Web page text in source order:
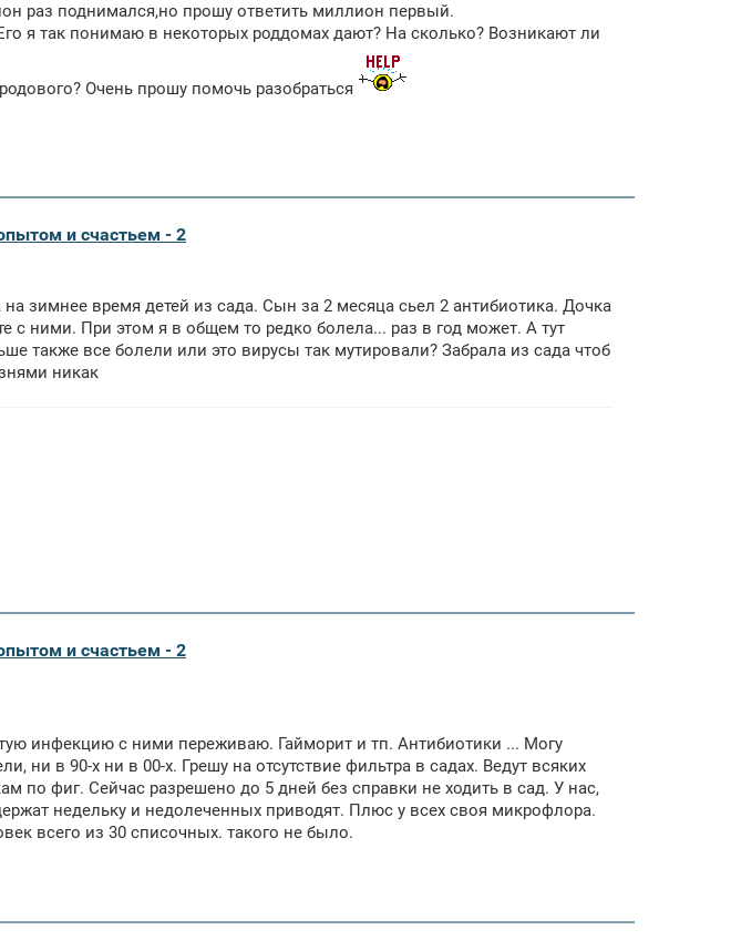
раз поднимался,но прошу ответить миллион первый.
я так понимаю в некоторых роддомах дают? На сколько? Возникают ли
Очень прошу помочь разобраться
и счастьем - 2
зимнее время детей из сада. Сын за 2 месяца сьел 2 антибиотика. Дочка
с ними. При этом я в общем то редко болела... раз в год может. А тут
также все болели или это вирусы так мутировали? Забрала из сада чтоб
никак
и счастьем - 2
инфекцию с ними переживаю. Гайморит и тп. Антибиотики ... Могу
ни в 90-х ни в 00-х. Грешу на отсутствие фильтра в садах. Ведут всяких
по фиг. Сейчас разрешено до 5 дней без справки не ходить в сад. У нас,
недельку и недолеченных приводят. Плюс у всех своя микрофлора.
всего из 30 списочных. такого не было.